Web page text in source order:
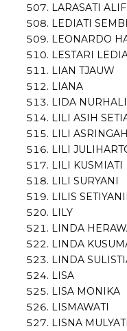
LARASATI
LEDIATI
LEONARDO
LESTARI
LIAN TJAUW
LIANA
LIDA
LILI ASIH
LILI ASRINGAH
LILI
LILI KUSMIATI
LILI SURYANI
LILIS
LILY
LINDA
LINDA
LINDA
LISA
LISA MONIKA
LISMAWATI
LISNA MULYATI